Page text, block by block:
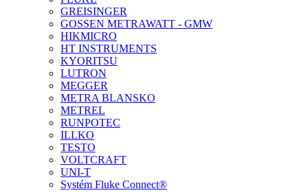
GREISINGER
GOSSEN METRAWATT - GMW
HIKMICRO
HT INSTRUMENTS
KYORITSU
LUTRON
MEGGER
METRA BLANSKO
METREL
RUNPOTEC
ILLKO
TESTO
VOLTCRAFT
UNI-T
Systém Fluke Connect®